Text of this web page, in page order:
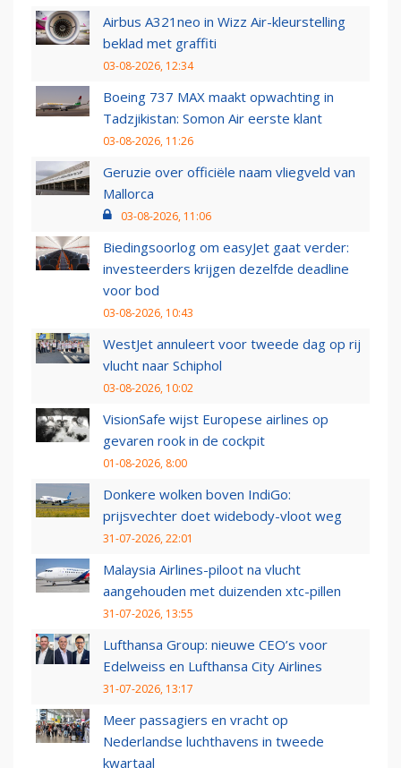
Airbus A321neo in Wizz Air-kleurstelling
beklad met graffiti
03-08-2026, 12:34
Boeing 737 MAX maakt opwachting in
Tadzjikistan: Somon Air eerste klant
03-08-2026, 11:26
Geruzie over officiële naam vliegveld van
Mallorca
03-08-2026, 11:06
Biedingsoorlog om easyJet gaat verder:
investeerders krijgen dezelfde deadline
voor bod
03-08-2026, 10:43
WestJet annuleert voor tweede dag op rij
vlucht naar Schiphol
03-08-2026, 10:02
VisionSafe wijst Europese airlines op
gevaren rook in de cockpit
01-08-2026, 8:00
Donkere wolken boven IndiGo:
prijsvechter doet widebody-vloot weg
31-07-2026, 22:01
Malaysia Airlines-piloot na vlucht
aangehouden met duizenden xtc-pillen
31-07-2026, 13:55
Lufthansa Group: nieuwe CEO’s voor
Edelweiss en Lufthansa City Airlines
31-07-2026, 13:17
Meer passagiers en vracht op
Nederlandse luchthavens in tweede
kwartaal